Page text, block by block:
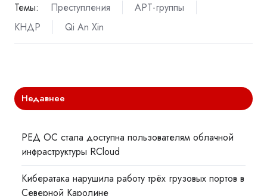
Темы: Преступления
APT-группы
КНДР
Qi An Xin
Недавнее
РЕД ОС стала доступна пользователям облачной
инфраструктуры RCloud
Кибератака нарушила работу трёх грузовых портов в
Северной Каролине